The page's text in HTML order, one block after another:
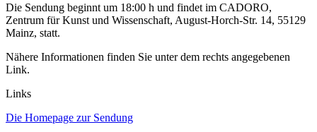
Die Sendung beginnt um 18:00 h und findet im CADORO,
Zentrum für Kunst und Wissenschaft, August-Horch-Str. 14, 55129
Mainz, statt.
Nähere Informationen finden Sie unter dem rechts angegebenen
Link.
Links
Die Homepage zur Sendung